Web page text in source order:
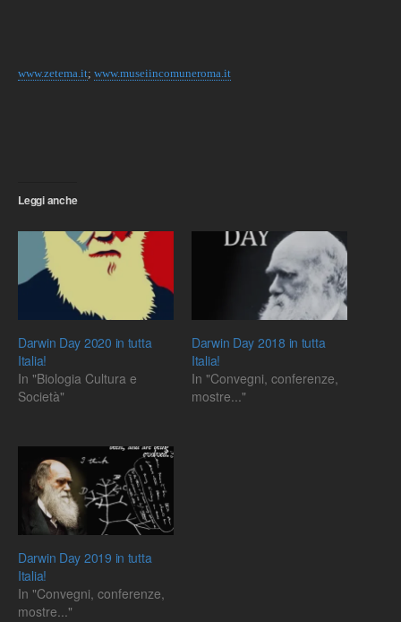
www.zetema.it; www.museiincomuneroma.it
Leggi anche
Darwin Day 2020 in tutta
Italia!
In "Biologia Cultura e
Società"
Darwin Day 2018 in tutta
Italia!
In "Convegni, conferenze,
mostre..."
Darwin Day 2019 in tutta
Italia!
In "Convegni, conferenze,
mostre..."